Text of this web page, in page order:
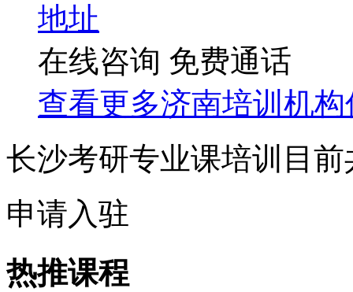
地址
在线咨询 免费通话
查看更多济南培训机构
长沙考研专业课培训目
申请入驻
热推课程